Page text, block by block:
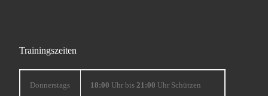
Trainingszeiten
Donnerstags 18:00 Uhr bis 21:00 Uhr Schützen